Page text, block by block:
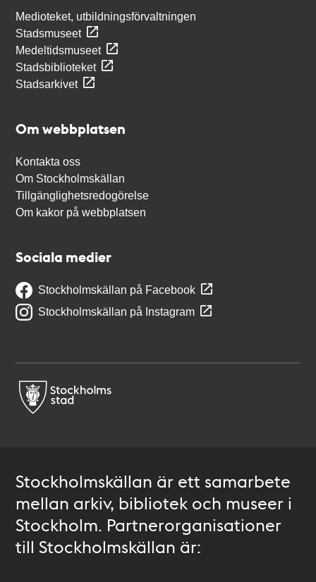
Medioteket, utbildningsförvaltningen
Stadsmuseet
Medeltidsmuseet
Stadsbiblioteket
Stadsarkivet
Om webbplatsen
Kontakta oss
Om Stockholmskällan
Tillgänglighetsredogörelse
Om kakor på webbplatsen
Sociala medier
Stockholmskällan på Facebook
Stockholmskällan på Instagram
Stockholmskällan är ett samarbete
mellan arkiv, bibliotek och museer i
Stockholm. Partnerorganisationer
till Stockholmskällan är: